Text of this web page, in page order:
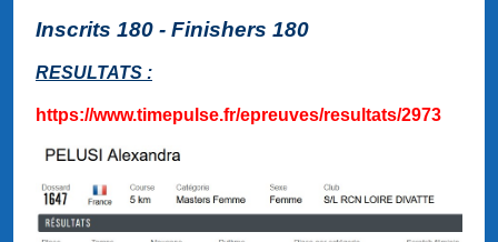
Inscrits 180 - Finishers 180
RESULTATS :
https://www.timepulse.fr/epreuves/resultats/2973